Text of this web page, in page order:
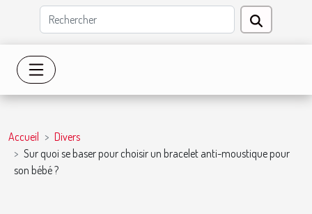
Accueil
Divers
Sur quoi se baser pour choisir un bracelet anti-moustique pour
son bébé ?